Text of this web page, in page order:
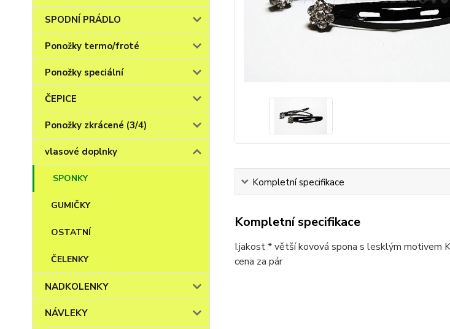
SPODNÍ PRÁDLO
Ponožky termo/froté
Ponožky speciální
ČEPICE
Ponožky zkrácené (3/4)
vlasové doplnky
SPONKY
GUMIČKY
OSTATNÍ
ČELENKY
NADKOLENKY
NÁVLEKY
Kompletní specifikace
Kompletní specifikace
I.jakost * větší kovová spona s lesklým motivem
cena za pár